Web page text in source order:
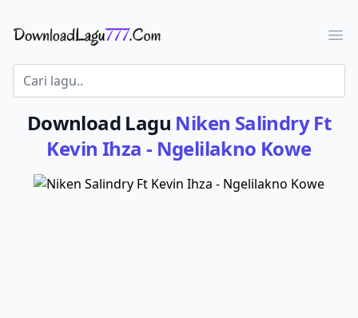
Download Lagu - LaguJoss.com
Download Lagu Niken Salindry Ft
Kevin Ihza - Ngelilakno Kowe